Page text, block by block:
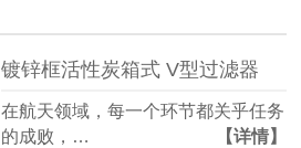
镀锌框活性炭箱式 V型过滤器
在航天领域，每一个环节都关乎任务
的成败，…
【详情】